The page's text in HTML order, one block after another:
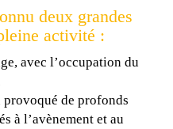
deux grandes
activité :
avec l’occupation du
de profonds
à l’avènement et au